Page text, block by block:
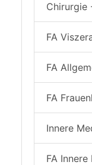
Chirurgie
FA
FA
FA
Innere
FA Innere